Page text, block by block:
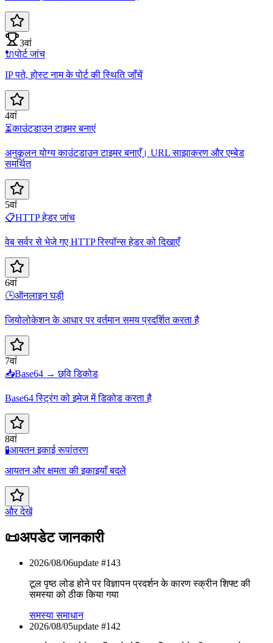
3वां
🔌पोर्ट जांच
IP पते, होस्ट नाम के पोर्ट की स्थिति जाँचें
4वां
⏳काउंटडाउन टाइमर बनाएं
अनुकूलन योग्य काउंटडाउन टाइमर बनाएँ। URL साझाकरण और एम्बेड
समर्थित
5वां
📋HTTP हेडर जांच
वेब सर्वर से भेजे गए HTTP रिस्पॉन्स हेडर को दिखाएँ
6वां
🕒ऑनलाइन घड़ी
जियोलोकेशन के आधार पर वर्तमान समय प्रदर्शित करता है
7वां
📥Base64 → छवि डिकोड
Base64 स्ट्रिंग को इमेज में डिकोड करता है
8वां
🧪आयतन इकाई रूपांतरण
आयतन और क्षमता की इकाइयाँ बदलें
और देखें
📜अपडेट जानकारी
2026/08/06update #143
टूल पृष्ठ लोड होने पर विज्ञापन प्रदर्शन के कारण स्क्रीन शिफ्ट की
समस्या को ठीक किया गया
समस्या समाधान
2026/08/05update #142